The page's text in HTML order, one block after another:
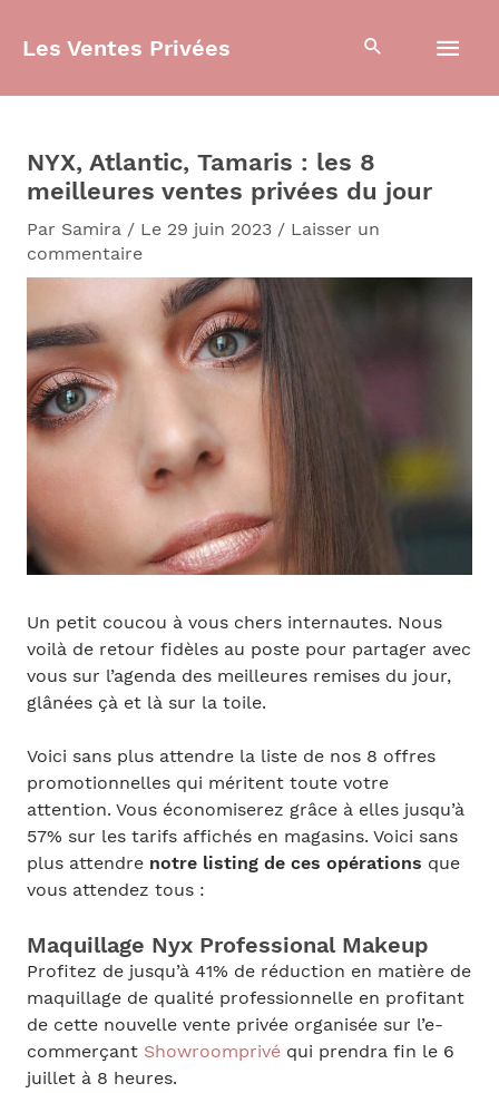
Les Ventes Privées
NYX, Atlantic, Tamaris : les 8
meilleures ventes privées du jour
Par Samira / Le 29 juin 2023 / Laisser un
commentaire
Un petit coucou à vous chers internautes. Nous
voilà de retour fidèles au poste pour partager avec
vous sur l’agenda des meilleures remises du jour,
glânées çà et là sur la toile.
Voici sans plus attendre la liste de nos 8 offres
promotionnelles qui méritent toute votre
attention. Vous économiserez grâce à elles jusqu’à
57% sur les tarifs affichés en magasins. Voici sans
plus attendre notre listing de ces opérations que
vous attendez tous :
Maquillage Nyx Professional Makeup
Profitez de jusqu’à 41% de réduction en matière de
maquillage de qualité professionnelle en profitant
de cette nouvelle vente privée organisée sur l’e-
commerçant Showroomprivéqui prendra fin le 6
juillet à 8 heures.